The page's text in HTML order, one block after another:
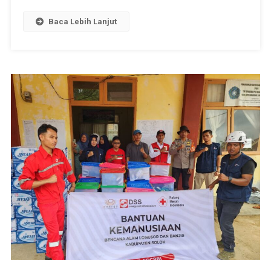
Baca Lebih Lanjut